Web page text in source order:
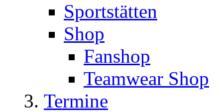
Sportstätten
Shop
Fanshop
Teamwear Shop
Termine